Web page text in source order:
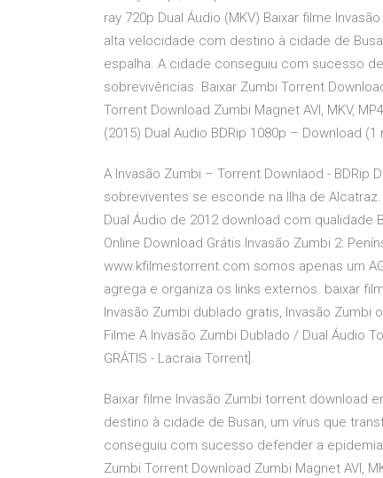
ray 720p Dual Áudio (MKV) Baixar filme
alta velocidade com destino à cidade de
espalha. A cidade conseguiu com sucesso
sobrevivências. Baixar Zumbi Torrent
Torrent Download Zumbi Magnet AVI, MKV,
(2015) Dual Audio BDRip 1080p – Download
A Invasão Zumbi – Torrent Downlaod - BDRip
sobreviventes se esconde na Ilha de
Dual Áudio de 2012 download com qualidade
Online Download Grátis Invasão Zumbi 2:
www.kfilmestorrent.com somos apenas um
agrega e organiza os links externos. baixar
Invasão Zumbi dublado gratis, Invasão Zumbi
Filme A Invasão Zumbi Dublado / Dual Áudio
GRÁTIS - Lacraia Torrent].
Baixar filme Invasão Zumbi torrent download
destino à cidade de Busan, um vírus que
conseguiu com sucesso defender a
Zumbi Torrent Download Zumbi Magnet AVI,